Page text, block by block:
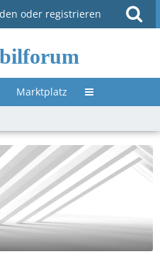
oder registrieren
Marktplatz Untermenü »